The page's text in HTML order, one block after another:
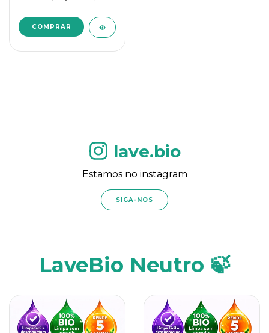
lave.bio
Estamos no instagram
SIGA-NOS
LaveBio Neutro 🍃